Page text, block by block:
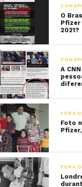
O
Pfizer
2021?
A
FORA
Foto
FORA